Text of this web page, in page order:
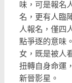
味，可是報名
名，更有人臨
人報名，僅四
點爭逐的意味
女，既是被人
扭轉自身命運
新晉影星。